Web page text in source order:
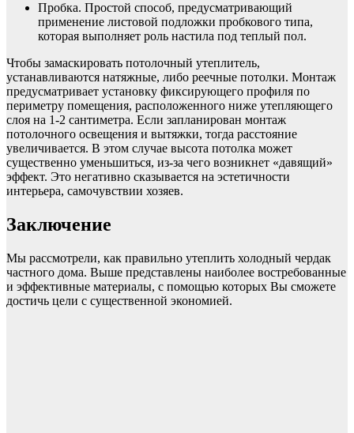
Пробка. Простой способ, предусматривающий
применение листовой подложки пробкового типа,
которая выполняет роль настила под теплый пол.
Чтобы замаскировать потолочный утеплитель,
устанавливаются натяжные, либо реечные потолки. Монтаж
предусматривает установку фиксирующего профиля по
периметру помещения, расположенного ниже утепляющего
слоя на 1-2 сантиметра. Если запланирован монтаж
потолочного освещения и вытяжки, тогда расстояние
увеличивается. В этом случае высота потолка может
существенно уменьшиться, из-за чего возникнет «давящий»
эффект. Это негативно сказывается на эстетичности
интерьера, самочувствии хозяев.
Заключение
Мы рассмотрели, как правильно утеплить холодный чердак
частного дома. Выше представлены наиболее востребованные
и эффективные материалы, с помощью которых Вы сможете
достичь цели с существенной экономией.